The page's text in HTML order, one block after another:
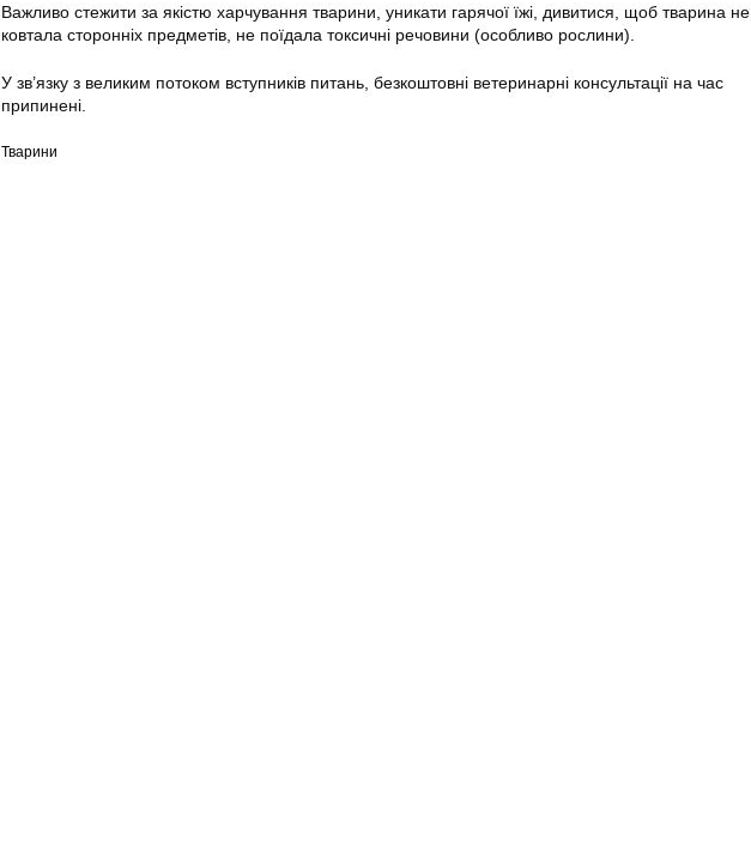
Важливо стежити за якістю харчування тварини, уникати гарячої їжі, дивитися, щоб тварина не
ковтала сторонніх предметів, не поїдала токсичні речовини (особливо рослини).
У зв’язку з великим потоком вступників питань, безкоштовні ветеринарні консультації на час
припинені.
Тварини